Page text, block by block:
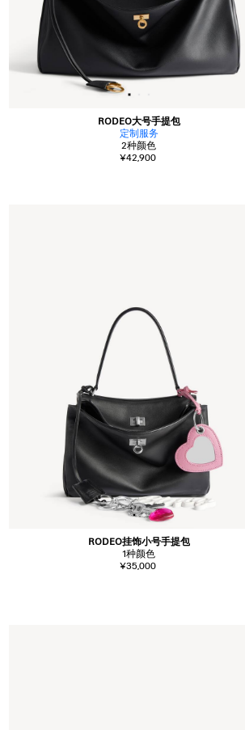
RODEO大号手提包
定制服务
2种颜色
¥42,900
RODEO挂饰小号手提包
1种颜色
¥35,000